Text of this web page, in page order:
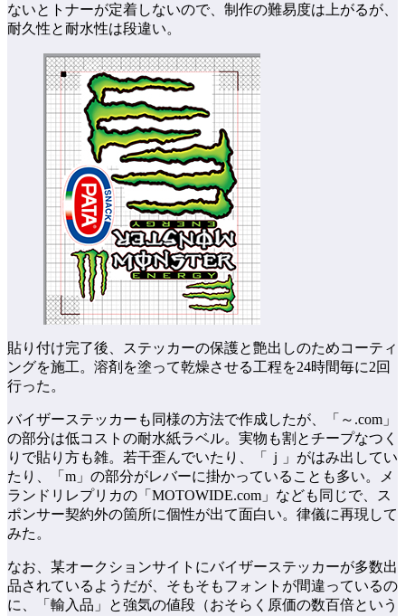
ないとトナーが定着しないので、制作の難易度は上がるが、
耐久性と耐水性は段違い。
貼り付け完了後、ステッカーの保護と艶出しのためコーティ
ングを施工。溶剤を塗って乾燥させる工程を24時間毎に2回
行った。
バイザーステッカーも同様の方法で作成したが、「～.com」
の部分は低コストの耐水紙ラベル。実物も割とチープなつく
りで貼り方も雑。若干歪んでいたり、「ｊ」がはみ出してい
たり、「m」の部分がレバーに掛かっていることも多い。メ
ランドリレプリカの「MOTOWIDE.com」なども同じで、ス
ポンサー契約外の箇所に個性が出て面白い。律儀に再現して
みた。
なお、某オークションサイトにバイザーステッカーが多数出
品されているようだが、そもそもフォントが間違っているの
に、「輸入品」と強気の値段（おそらく原価の数百倍という